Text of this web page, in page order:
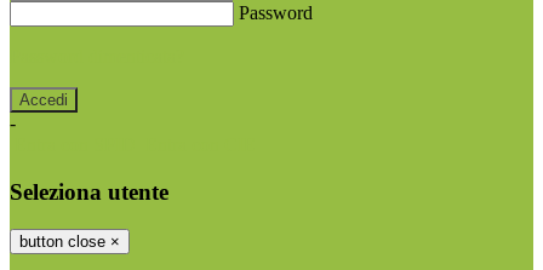
Password
-
Seleziona utente
button close ×